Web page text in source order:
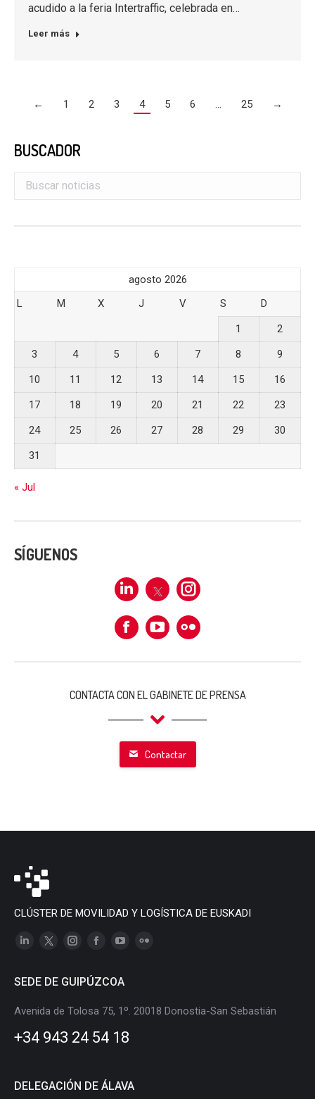
acudido a la feria Intertraffic, celebrada en…
Leer más
← 1 2 3 4 5 6 … 25 →
BUSCADOR
agosto 2026
L
M X J V S
D
1
2
3
4 5 6 7 8
9
10
11 12 13 14 15
16
17
18 19 20 21 22
23
24
25 26 27 28 29
30
31
« Jul
SÍGUENOS
Linkedin
X Instagram
FacebookFlickr
CONTACTA CON EL GABINETE DE PRENSA
Contactar
CLÚSTER DE MOVILIDAD Y LOGÍSTICA DE EUSKADI
Linkedin
opens
window
X
opens
window
Instagram
opens
in
window
opens
in
window
opens
in
window
in
SEDE DE GUIPÚZCOA
Avenida de Tolosa 75, 1º. 20018 Donostia-San Sebastián
+34 943 24 54 18
DELEGACIÓN DE ÁLAVA